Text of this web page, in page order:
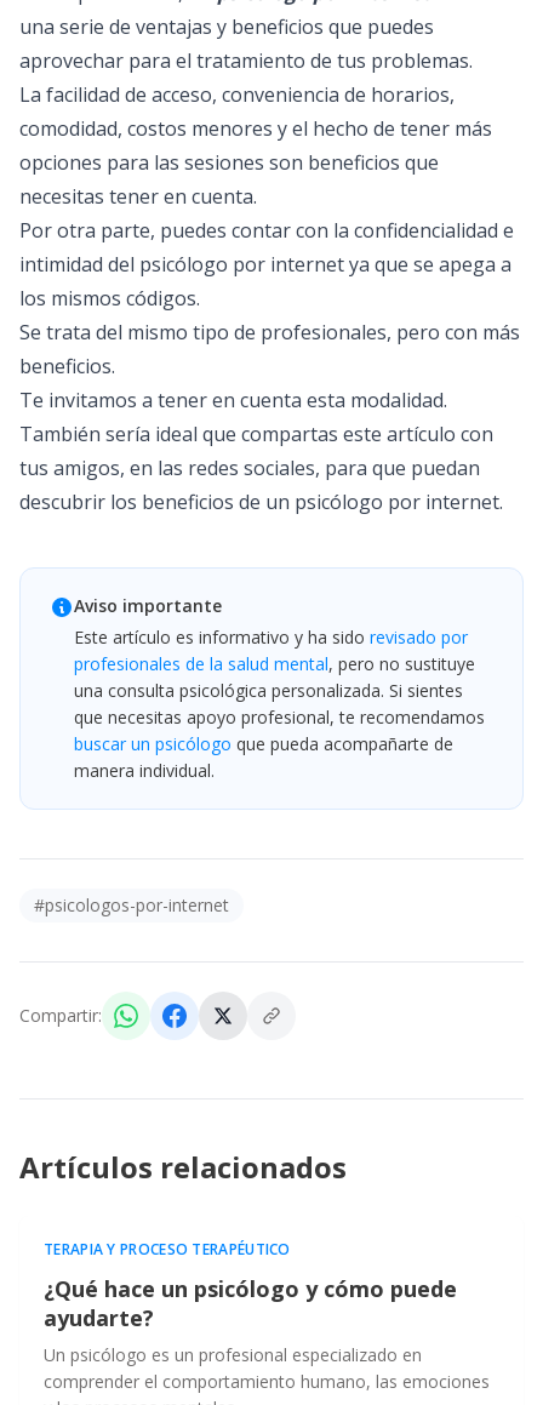
una serie de ventajas y beneficios que puedes
aprovechar para el tratamiento de tus problemas.
La facilidad de acceso, conveniencia de horarios,
comodidad, costos menores y el hecho de tener más
opciones para las sesiones son beneficios que
necesitas tener en cuenta.
Por otra parte, puedes contar con la confidencialidad e
intimidad del psicólogo por internet ya que se apega a
los mismos códigos.
Se trata del mismo tipo de profesionales, pero con más
beneficios.
Te invitamos a tener en cuenta esta modalidad.
También sería ideal que compartas este artículo con
tus amigos, en las redes sociales, para que puedan
descubrir los beneficios de un psicólogo por internet.
Aviso importante
Este artículo es informativo y ha sido revisado por
profesionales de la salud mental, pero no sustituye
una consulta psicológica personalizada. Si sientes
que necesitas apoyo profesional, te recomendamos
buscar un psicólogo que pueda acompañarte de
manera individual.
#psicologos-por-internet
Compartir:
Artículos relacionados
TERAPIA Y PROCESO TERAPÉUTICO
¿Qué hace un psicólogo y cómo puede
ayudarte?
Un psicólogo es un profesional especializado en
comprender el comportamiento humano, las emociones